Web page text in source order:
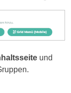
und